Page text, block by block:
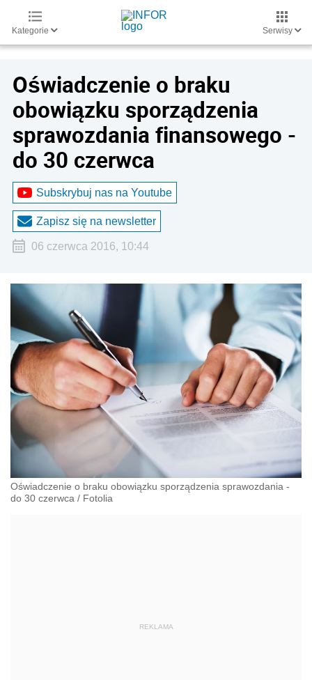
Kategorie Serwisy
Oświadczenie o braku
obowiązku sporządzenia
sprawozdania finansowego -
do 30 czerwca
Subskrybuj nas na Youtube
Zapisz się na newsletter
06 czerwca 2016, 10:44
Oświadczenie o braku obowiązku sporządzenia sprawozdania -
do 30 czerwca / Fotolia